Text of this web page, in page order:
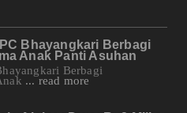
Bhayangkari Berbagi
Anak Panti Asuhan
Berbagi
... read more